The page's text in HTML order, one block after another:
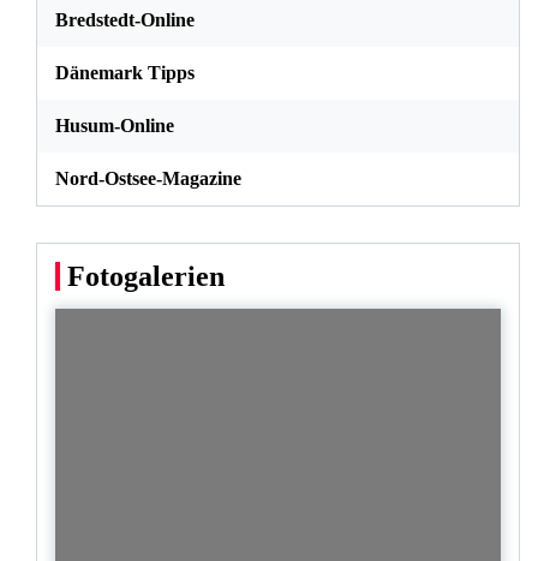
Bredstedt-Online
Dänemark Tipps
Husum-Online
Nord-Ostsee-Magazine
Fotogalerien